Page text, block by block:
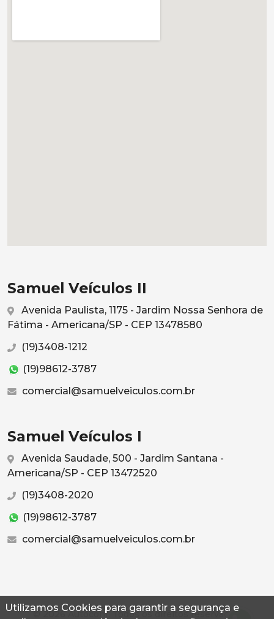
Utilizamos Cookies para garantir a segurança e
Samuel Veículos II
Avenida Paulista, 1175 - Jardim Nossa Senhora de
Fátima - Americana/SP - CEP 13478580
(19)3408-1212
(19)98612-3787
comercial@samuelveiculos.com.br
Samuel Veículos I
Avenida Saudade, 500 - Jardim Santana -
Americana/SP - CEP 13472520
(19)3408-2020
(19)98612-3787
comercial@samuelveiculos.com.br
© 2026 Autoconf. Todos os direitos reservados.